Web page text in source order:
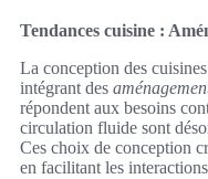
Tendances cuisine :
La conception des
intégrant des
répondent aux besoins
circulation fluide sont
Ces choix de conception
en facilitant les